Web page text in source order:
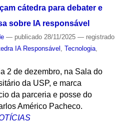
cátedra para debater e
sobre IA responsável
— publicado28/11/2025 — registrado
IA Responsável Tecnologia,
2 de dezembro, na Sala do
da USP, e marca
da parceria e posse do
Américo Pacheco.